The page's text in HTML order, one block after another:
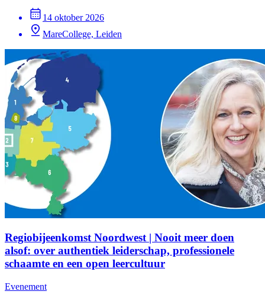
14 oktober 2026
MareCollege, Leiden
Regiobijeenkomst Noordwest | Nooit meer doen
alsof: over authentiek leiderschap, professionele
schaamte en een open leercultuur
Evenement